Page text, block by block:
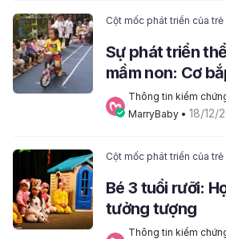
Cột mốc phát triển của
Sự phát triển
mầm non: Cơ
lẻo
Thông tin kiểm
MarryBaby • 18/12/
Cột mốc phát triển của
Bé 3 tuổi rưỡi:
tưởng tượng
Thông tin kiểm